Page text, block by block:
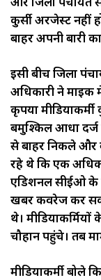
कुर्सी अरजेस्ट नहीं
बाहर अपनी बारी
इसी बीच जिला
अधिकारी ने माइक
कृपया
बमुश्किल आधा दर्ज
से बाहर निकले और
रहे थे कि एक
एडिशनल सीईओ के
खबर कवरेज कर
थे।
चौहान पहुंचे। तब
मीडियाकर्मी